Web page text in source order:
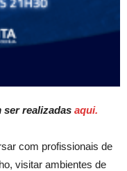
ser realizadas aqui.
com profissionais de
visitar ambientes de